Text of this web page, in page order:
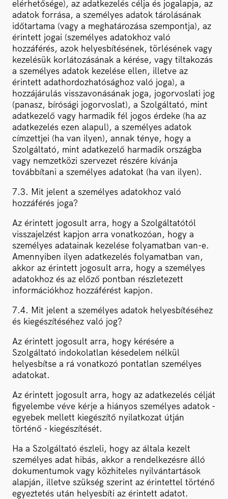
elérhetősége), az adatkezelés célja és jogalapja, az
adatok forrása, a személyes adatok tárolásának
időtartama (vagy a meghatározása szempontja), az
érintett jogai (személyes adatokhoz való
hozzáférés, azok helyesbítésének, törlésének vagy
kezelésük korlátozásának a kérése, vagy tiltakozás
a személyes adatok kezelése ellen, illetve az
érintett adathordozhatósághoz való joga), a
hozzájárulás visszavonásának joga, jogorvoslati jog
(panasz, bírósági jogorvoslat), a Szolgáltató, mint
adatkezelő vagy harmadik fél jogos érdeke (ha az
adatkezelés ezen alapul), a személyes adatok
címzettjei (ha van ilyen), annak ténye, hogy a
Szolgáltató, mint adatkezelő harmadik országba
vagy nemzetközi szervezet részére kívánja
továbbítani a személyes adatokat (ha van ilyen).
7.3. Mit jelent a személyes adatokhoz való
hozzáférés joga?
Az érintett jogosult arra, hogy a Szolgáltatótól
visszajelzést kapjon arra vonatkozóan, hogy a
személyes adatainak kezelése folyamatban van-e.
Amennyiben ilyen adatkezelés folyamatban van,
akkor az érintett jogosult arra, hogy a személyes
adatokhoz és az előző pontban részletezett
információkhoz hozzáférést kapjon.
7.4. Mit jelent a személyes adatok helyesbítéséhez
és kiegészítéséhez való jog?
Az érintett jogosult arra, hogy kérésére a
Szolgáltató indokolatlan késedelem nélkül
helyesbítse a rá vonatkozó pontatlan személyes
adatokat.
Az érintett jogosult arra, hogy az adatkezelés célját
figyelembe véve kérje a hiányos személyes adatok -
egyebek mellett kiegészítő nyilatkozat útján
történő - kiegészítését.
Ha a Szolgáltató észleli, hogy az általa kezelt
személyes adat hibás, akkor a rendelkezésre álló
dokumentumok vagy közhiteles nyilvántartások
alapján, illetve szükség szerint az érintettel történő
egyeztetés után helyesbíti az érintett adatot.